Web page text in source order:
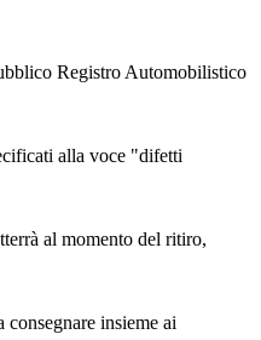
Registro Automobilistico
alla voce "difetti
al momento del ritiro,
consegnare insieme ai